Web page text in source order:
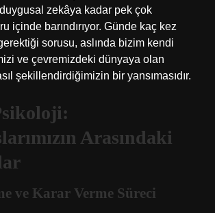
zekâya kadar pek çok
içinde barındırıyor. Günde kaç kez
sorusu, aslında bizim kendi
ve çevremizdeki dünyaya olan
şekillendirdiğimizin bir yansımasıdır.
Arasındaki
ve Karar Verme Süreci